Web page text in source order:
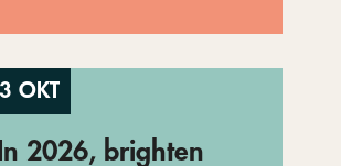
OKT
2026, brighten